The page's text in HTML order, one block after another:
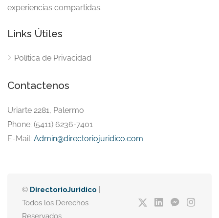
experiencias compartidas.
Links Útiles
Política de Privacidad
Contactenos
Uriarte 2281, Palermo
Phone: (5411) 6236-7401
E-Mail: Admin@directoriojuridico.com
© DirectorioJuridico
Todos los Derechos
Reservados